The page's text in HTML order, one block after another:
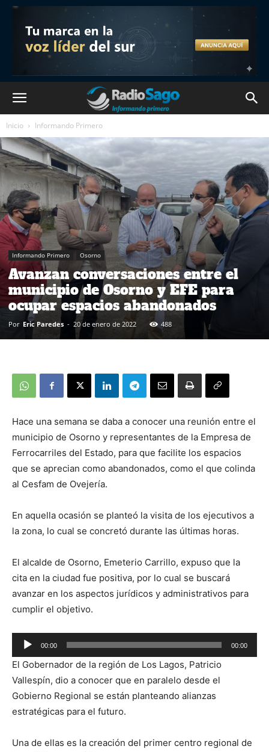
Inicio Informando Primero
Informando Primero Osorno
Avanzan conversaciones entre el
municipio de Osorno y EFE para
ocupar espacios abandonados
Por Eric Paredes - 20 de enero de 2022 488
Hace una semana se daba a conocer una reunión entre el
municipio de Osorno y representantes de la Empresa de
Ferrocarriles del Estado, para que facilite los espacios
que se aprecian como abandonados, como el que colinda
al Cesfam de Ovejería.
En aquella ocasión se planteó la visita de los ejecutivos a
la zona, lo cual se concretó durante las últimas horas.
El alcalde de Osorno, Emeterio Carrillo, expuso que la
cita en la ciudad fue positiva, por lo cual se buscará
avanzar en los aspectos jurídicos y administrativos para
cumplir el objetivo.
Reproductor
de
audio
00:00 00:00
El Gobernador de la región de Los Lagos, Patricio
Vallespín, dio a conocer que en paralelo desde el
Gobierno Regional se están planteando alianzas
estratégicas para el futuro.
Una de ellas es la creación del primer centro regional de